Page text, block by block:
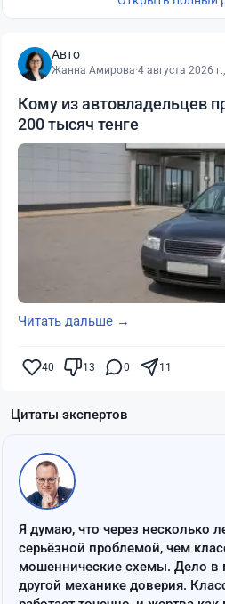
Авто
Жанна Амирова·4 августа 2026
Кому из автовладельцев
200 тысяч тенге
Читать дальше →
40 13 0 11
Цитаты экспертов
Я думаю, что через несколько
серьёзной проблемой, чем
мошеннические схемы. Дело в
другой механике доверия.